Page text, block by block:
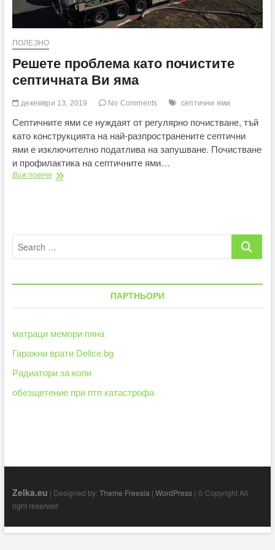
ПОЛЕЗНО
Решете проблема като почистите
септичната Ви яма
декември 13, 2019 No Comments септични ями
Септичните ями се нуждаят от регулярно почистване, тъй
като конструкцията на най-разпространените септични
ями е изключително податлива на запушване. Почистване
и профилактика на септичните ями…
Виж повечеРешете
Search
ПАРТНЬОРИ
матраци мемори пяна
Гаражни врати Delice.bg
Радиатори за коли
обезщетение при птп катастрофа
Zelka.eu | Designed by: Theme Freesia | WordPress| © Copyright All
right reserved